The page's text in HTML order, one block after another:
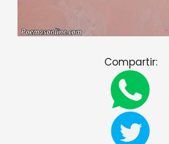
Compartir: